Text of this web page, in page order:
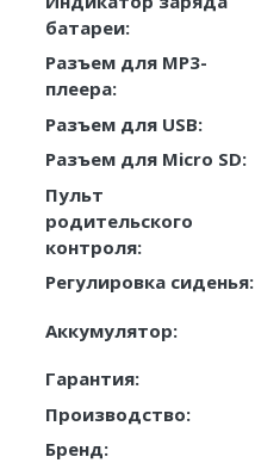
батареи:
Разъем для MP3-
плеера:
Разъем для USB:
Разъем для Micro SD:
Пульт
родительского
контроля:
Регулировка сиденья:
Аккумулятор:
Гарантия:
Производство:
Бренд: